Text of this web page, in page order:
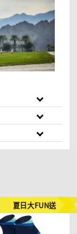
夏日大FUN送